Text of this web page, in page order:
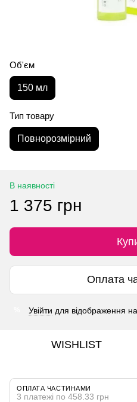
Об'єм
150 мл
Тип товару
Повнорозмірний
В наявності
1 375 грн
Оплата
Увійти для відображення
WISHLIST
ОПЛАТА ЧАСТИНАМИ
3 платежі по 458.33 грн